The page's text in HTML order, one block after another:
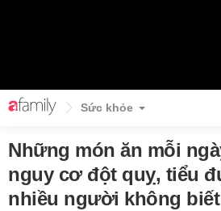
Sức khỏe
Những món ăn mỗi
nguy cơ đột quỵ, tiểu
nhiều người không biết